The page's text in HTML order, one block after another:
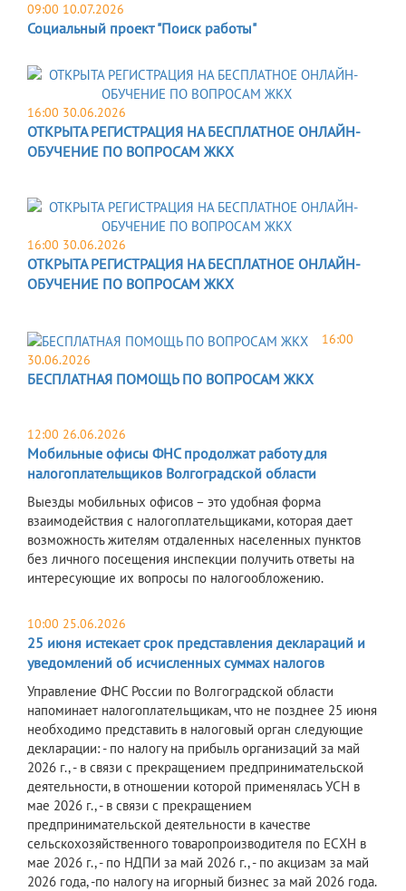
09:00 10.07.2026
Социальный проект "Поиск работы"
16:00 30.06.2026
ОТКРЫТА РЕГИСТРАЦИЯ НА БЕСПЛАТНОЕ ОНЛАЙН-
ОБУЧЕНИЕ ПО ВОПРОСАМ ЖКХ
16:00 30.06.2026
ОТКРЫТА РЕГИСТРАЦИЯ НА БЕСПЛАТНОЕ ОНЛАЙН-
ОБУЧЕНИЕ ПО ВОПРОСАМ ЖКХ
16:00
30.06.2026
БЕСПЛАТНАЯ ПОМОЩЬ ПО ВОПРОСАМ ЖКХ
12:00 26.06.2026
Мобильные офисы ФНС продолжат работу для
налогоплательщиков Волгоградской области
Выезды мобильных офисов – это удобная форма
взаимодействия с налогоплательщиками, которая дает
возможность жителям отдаленных населенных пунктов
без личного посещения инспекции получить ответы на
интересующие их вопросы по налогообложению.
10:00 25.06.2026
25 июня истекает срок представления деклараций и
уведомлений об исчисленных суммах налогов
Управление ФНС России по Волгоградской области
напоминает налогоплательщикам, что не позднее 25 июня
необходимо представить в налоговый орган следующие
декларации: - по налогу на прибыль организаций за май
2026 г., - в связи с прекращением предпринимательской
деятельности, в отношении которой применялась УСН в
мае 2026 г., - в связи с прекращением
предпринимательской деятельности в качестве
сельскохозяйственного товаропроизводителя по ЕСХН в
мае 2026 г., - по НДПИ за май 2026 г., - по акцизам за май
2026 года, -по налогу на игорный бизнес за май 2026 года.